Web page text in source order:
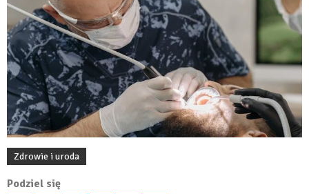
Zdrowie i uroda
Podziel się